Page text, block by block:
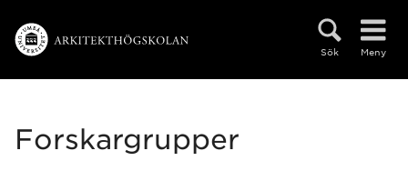
Sök Meny
Forskargrupper